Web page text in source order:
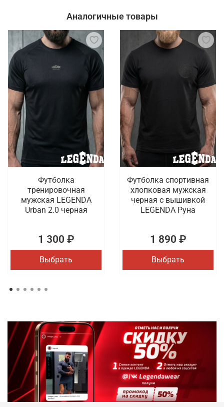
Аналогичные товары
Футболка
тренировочная
мужская LEGENDA
Urban 2.0 черная
1 300 ₽
Выбрать
Футболка спортивная
хлопковая мужская
черная с вышивкой
LEGENDA Руна
1 890 ₽
Выбрать